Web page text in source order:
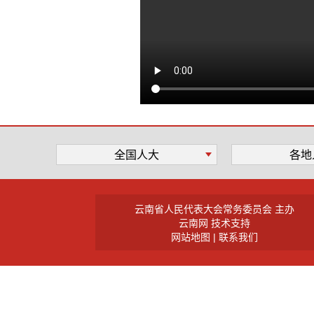
全国人大 各
云南省人民代表大会常务委员会 主办
云南网 技术支持
网站地图 | 联系我们